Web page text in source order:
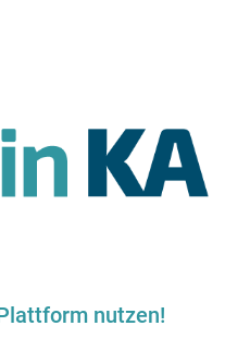
nutzen!